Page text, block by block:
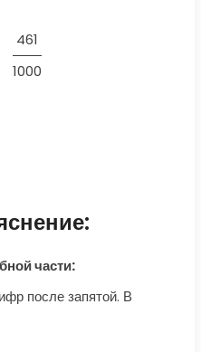
461
1000
части:
после запятой. В